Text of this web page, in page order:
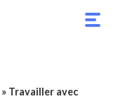
» Travailler avec